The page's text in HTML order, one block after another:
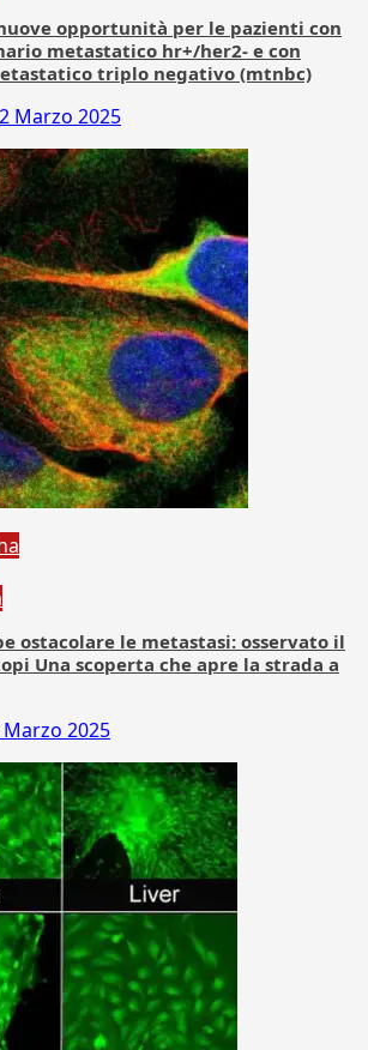
opportunità per le pazienti con
metastatico hr+/her2- e con
triplo negativo (mtnbc)
Marzo 2025
ostacolare le metastasi: osservato il
Una scoperta che apre la strada a
Marzo 2025